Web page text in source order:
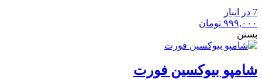
7 در انبار
۹۹۹,۰۰۰ تومان
بستن
شامپو بیوکسین فورت